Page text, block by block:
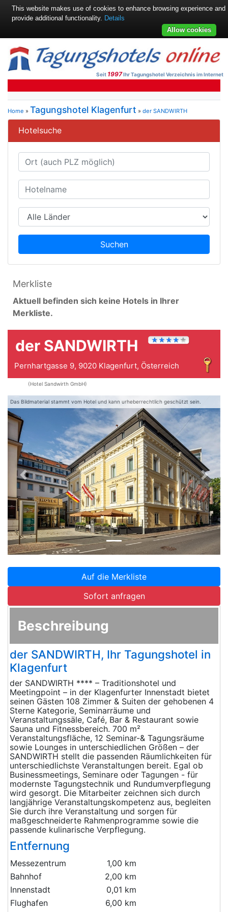
Seit 1997Ihr Tagungshotel Verzeichnis im Internet
Home » Tagungshotel Klagenfurt » der SANDWIRTH
Hotelsuche
Suchen
Merkliste
Aktuell befinden sich keine Hotels in Ihrer
Merkliste.
der SANDWIRTH
Pernhartgasse 9, 9020 Klagenfurt, Österreich
(Hotel Sandwirth GmbH)
Das Bildmaterial stammt vom Hotel und kann urheberrechtlich geschützt sein.
Zurück
Auf die Merkliste
Sofort anfragen
Beschreibung
der SANDWIRTH, Ihr Tagungshotel in
Klagenfurt
der SANDWIRTH **** – Traditionshotel und
Meetingpoint – in der Klagenfurter Innenstadt bietet
seinen Gästen 108 Zimmer & Suiten der gehobenen 4
Sterne Kategorie, Seminarräume und
Veranstaltungssäle, Café, Bar & Restaurant sowie
Sauna und Fitnessbereich. 700 m²
Veranstaltungsfläche, 12 Seminar-& Tagungsräume
sowie Lounges in unterschiedlichen Größen – der
SANDWIRTH stellt die passenden Räumlichkeiten für
unterschiedlichste Veranstaltungen bereit. Egal ob
Businessmeetings, Seminare oder Tagungen - für
modernste Tagungstechnik und Rundumverpflegung
wird gesorgt. Die Mitarbeiter zeichnen sich durch
langjährige Veranstaltungskompetenz aus, begleiten
Sie durch ihre Veranstaltung und sorgen für
maßgeschneiderte Rahmenprogramme sowie die
passende kulinarische Verpflegung.
Entfernung
Messezentrum
1,00 km
Bahnhof
2,00 km
Innenstadt
0,01 km
Flughafen
6,00 km
This website makes use of cookies to enhance browsing experience and
provide additional functionality. Details
Allow cookies